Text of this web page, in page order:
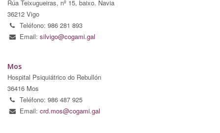
Rúa Teixugueiras, nº 15, baixo. Navia
36212 Vigo
Teléfono: 986 281 893
Email: silvigo@cogami.gal
Mos
Hospital Psiquiátrico do Rebullón
36416 Mos
Teléfono: 986 487 925
Email: crd.mos@cogami.gal